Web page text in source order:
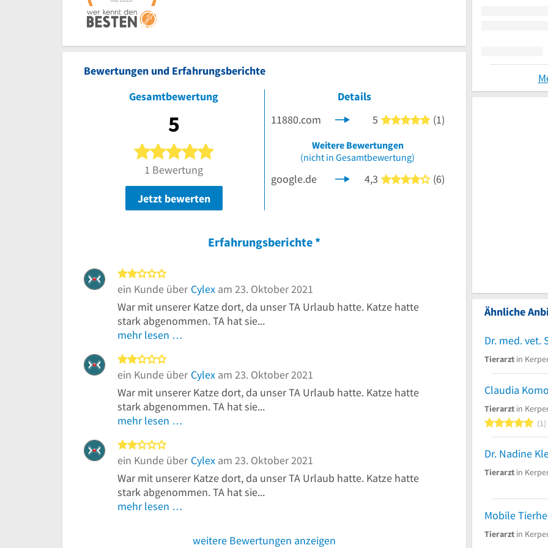
Bewertungen und Erfahrungsberichte
Gesamtbewertung
5
5 von 5 Sternen
1 Bewertung
Jetzt bewerten
Details
11880.com
5 5 von 5 Sternen
(1)
Weitere Bewertungen
(nicht in Gesamtbewertung)
google.de 4,3 4 von 5 Sternen
(6)
Erfahrungsberichte *
ein Kunde über Cylex am 23. Oktober 2021
War mit unserer Katze dort, da unser TA Urlaub hatte. Katze hatte
stark abgenommen. TA hat sie...
mehr lesen …
ein Kunde über Cylex am 23. Oktober 2021
War mit unserer Katze dort, da unser TA Urlaub hatte. Katze hatte
stark abgenommen. TA hat sie...
mehr lesen …
ein Kunde über Cylex am 23. Oktober 2021
War mit unserer Katze dort, da unser TA Urlaub hatte. Katze hatte
stark abgenommen. TA hat sie...
mehr lesen …
weitere Bewertungen anzeigen
Ähnliche
Tierarzt in
Tierarzt in
5
1
Dr. Nadine
Tierarzt in
Tierarzt in